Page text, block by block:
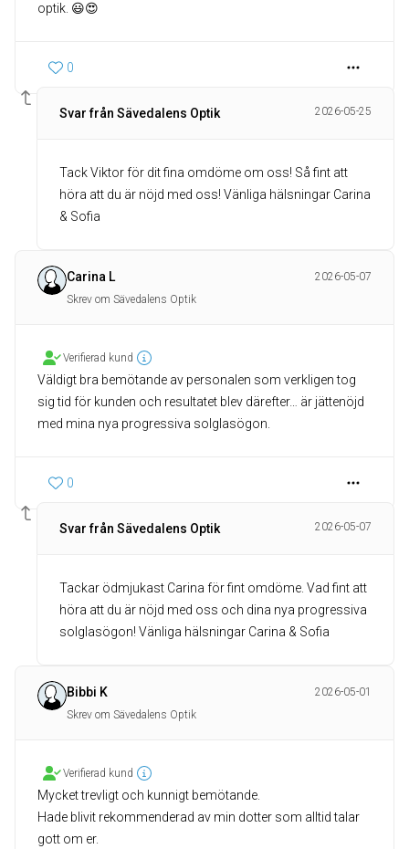
optik. 😃😍
0
Svar från Sävedalens Optik 2026-05-25
Tack Viktor för dit fina omdöme om oss! Så fint att
höra att du är nöjd med oss! Vänliga hälsningar Carina
& Sofia
Carina L
2026-05-07
Skrev om Sävedalens Optik
Verifierad kund
Väldigt bra bemötande av personalen som verkligen tog
sig tid för kunden och resultatet blev därefter… är jättenöjd
0
Svar från Sävedalens Optik 2026-05-07
Tackar ödmjukast Carina för fint omdöme. Vad fint att
höra att du är nöjd med oss och dina nya progressiva
solglasögon! Vänliga hälsningar Carina & Sofia
Bibbi K
2026-05-01
Skrev om Sävedalens Optik
Verifierad kund
Mycket trevligt och kunnigt bemötande.
Hade blivit rekommenderad av min dotter som alltid talar
gott om er.